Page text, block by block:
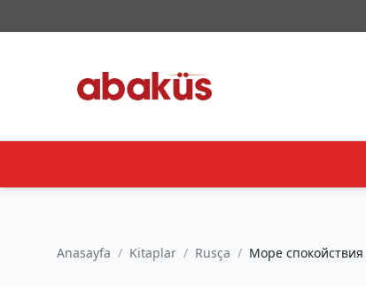
Anasayfa / Kitaplar / Rusça /